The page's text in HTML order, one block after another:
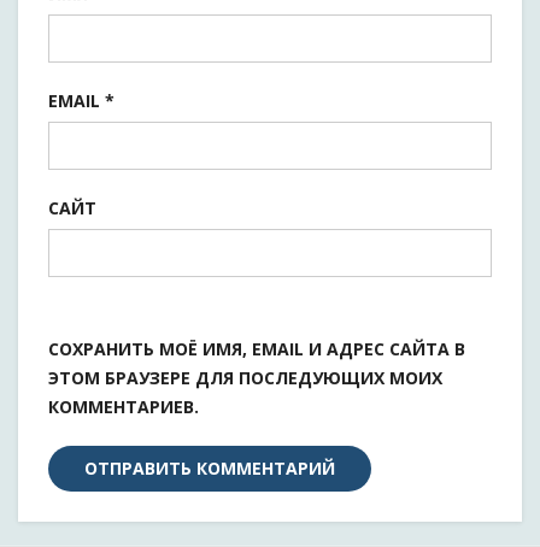
EMAIL *
САЙТ
СОХРАНИТЬ МОЁ ИМЯ, EMAIL И АДРЕС САЙТА В
ЭТОМ БРАУЗЕРЕ ДЛЯ ПОСЛЕДУЮЩИХ МОИХ
КОММЕНТАРИЕВ.